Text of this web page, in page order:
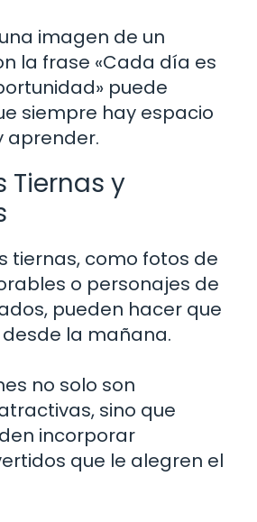
imagen de un
la frase «Cada día es
puede
siempre hay espacio
aprender.
Tiernas y
tiernas, como fotos de
o personajes de
pueden hacer que
la mañana.
no solo son
sino que
incorporar
que le alegren el